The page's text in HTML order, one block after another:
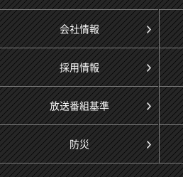
会社情報
採用情報
放送番組基準
防災